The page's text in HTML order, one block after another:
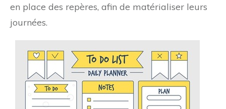
en place des repères, afin de matérialiser leurs
journées.